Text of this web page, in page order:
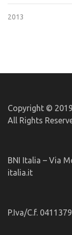
2013
Copyright ©
All Rights
BNI Italia – Via
italia.it
P.Iva/C.f.